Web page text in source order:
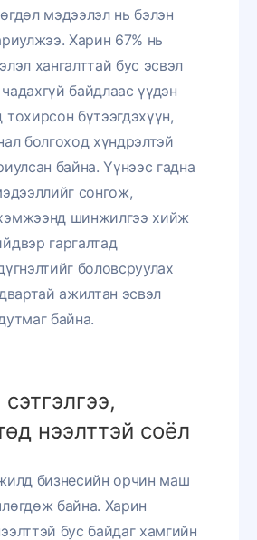
мэдээлэл нь бэлэн
Харин 67% нь
хангалттай бус эсвэл
байдлаас үүдэн
тохирсон бүтээгдэхүүн,
болгоход хүндрэлтэй
байна. Үүнээс гадна
сонгож,
шинжилгээ хийж
гаргалтад
боловсруулах
ажилтан эсвэл
байна.
нээлттэй соёл
бизнесийн орчин маш
байна. Харин
бус байдаг хамгийн